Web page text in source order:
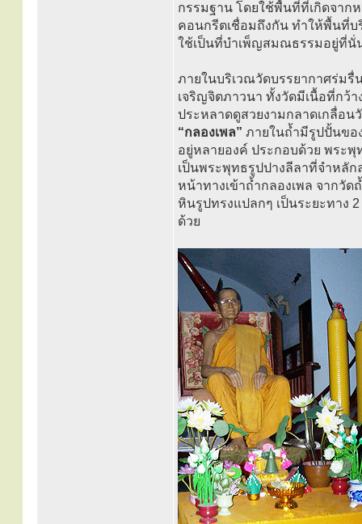
กรรมฐาน โดยใช้พื้นที่ที่เกิดจา
คอนกรีตเชื่อมถึงกัน ทำให้พื้นที่บ
ใช้เป็นที่บำเพ็ญสมณธรรมอยู่ที่นั่
ภายในบริเวณวัดบรรยากาศร่มรื่
เจริญจิตภาวนา ทั้งวัดมีเนื้อที่กว้
ประหลาดดูสวยงามกลาดเกลื่อ
“กลองเพล” ภายในถ้ำมีรูปปั้นข
อยู่หลายองค์ ประกอบด้วย พระ
เป็นพระพุทธรูปปางลีลาที่จำหลั
หน้าทางเข้าถ้ำกลองเพล จากวั
หินรูปทรงแปลกๆ เป็นระยะทาง
ด้วย